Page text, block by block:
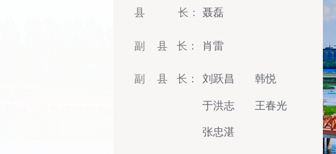
县 长： 聂磊
副 县 长： 肖雷
副 县 长： 刘跃昌 韩悦
于洪志 王春光
张忠湛